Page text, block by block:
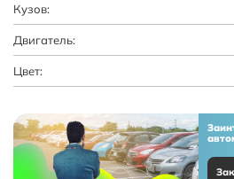
Кузов:
Двигатель:
Цвет: